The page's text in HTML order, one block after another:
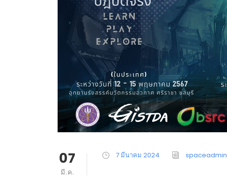
07
มี.ค.
7 มีนาคม 2024 spaceadmin